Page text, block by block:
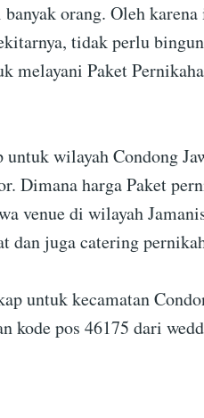
orang. Oleh
tidak perlu
melayani Paket
wilayah Condong
Dimana harga Paket
venue di wilayah
dan juga catering
untuk kecamatan
kode pos 46175 dari